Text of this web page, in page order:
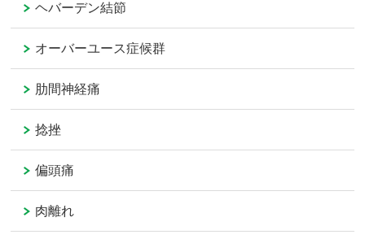
ヘバーデン結節
オーバーユース症候群
肋間神経痛
捻挫
偏頭痛
肉離れ